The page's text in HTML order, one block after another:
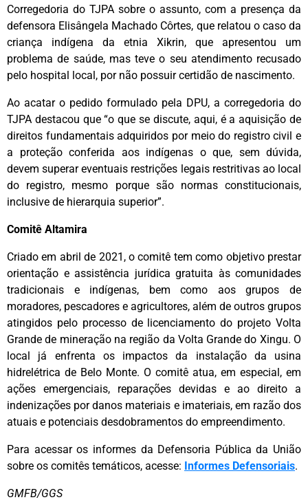
Corregedoria do TJPA sobre o assunto, com a presença da
defensora Elisângela Machado Côrtes, que relatou o caso da
criança indígena da etnia Xikrin, que apresentou um
problema de saúde, mas teve o seu atendimento recusado
pelo hospital local, por não possuir certidão de nascimento.
Ao acatar o pedido formulado pela DPU, a corregedoria do
TJPA destacou que “o que se discute, aqui, é a aquisição de
direitos fundamentais adquiridos por meio do registro civil e
a proteção conferida aos indígenas o que, sem dúvida,
devem superar eventuais restrições legais restritivas ao local
do registro, mesmo porque são normas constitucionais,
inclusive de hierarquia superior”.
Comitê Altamira
Criado em abril de 2021, o comitê tem como objetivo prestar
orientação e assistência jurídica gratuita às comunidades
tradicionais e indígenas, bem como aos grupos de
moradores, pescadores e agricultores, além de outros grupos
atingidos pelo processo de licenciamento do projeto Volta
Grande de mineração na região da Volta Grande do Xingu. O
local já enfrenta os impactos da instalação da usina
hidrelétrica de Belo Monte. O comitê atua, em especial, em
ações emergenciais, reparações devidas e ao direito a
indenizações por danos materiais e imateriais, em razão dos
atuais e potenciais desdobramentos do empreendimento.
Para acessar os informes da Defensoria Pública da União
sobre os comitês temáticos, acesse: Informes Defensoriais.
GMFB/GGS